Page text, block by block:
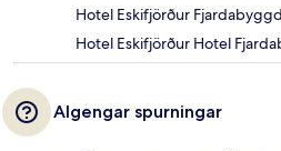
Hotel Eskifjörður Fjardabyggd
Hotel Eskifjörður Hotel
Algengar spurningar